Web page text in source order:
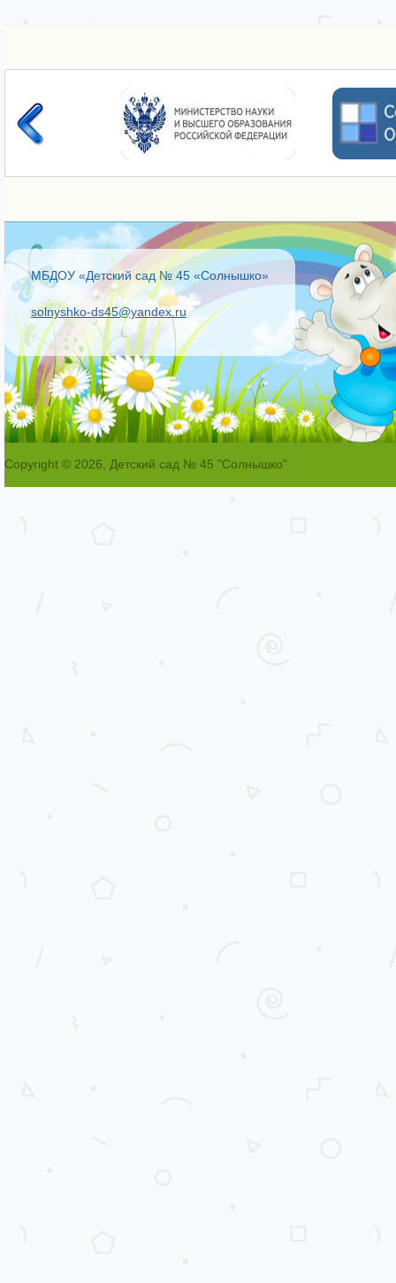
МБДОУ «Детский сад № 45 «Солнышко»
solnyshko-ds45@yandex.ru
Copyright © 2026, Детский сад № 45 "Солнышко"